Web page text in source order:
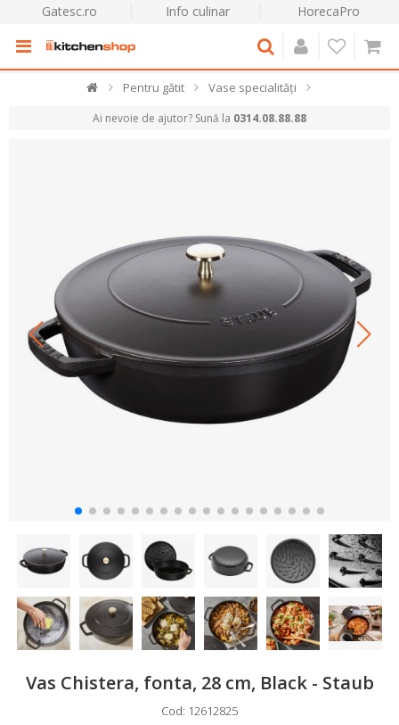
Gatesc.ro Info culinar HorecaPro
Pentru gătit Vase specialități
Ai nevoie de ajutor? Sună la 0314.08.88.88
Vas Chistera, fonta, 28 cm, Black - Staub
Cod: 12612825